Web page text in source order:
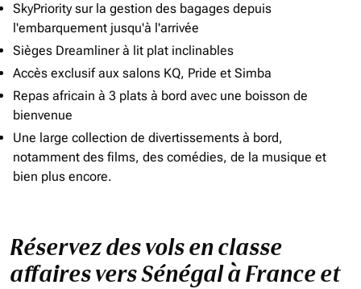
SkyPriority sur la gestion des bagages depuis
l'embarquement jusqu'à l'arrivée
Sièges Dreamliner à lit plat inclinables
Accès exclusif aux salons KQ, Pride et Simba
Repas africain à 3 plats à bord avec une boisson de
bienvenue
Une large collection de divertissements à bord,
notamment des films, des comédies, de la musique et
bien plus encore.
Réservez des vols en classe
affaires vers Sénégal à France et